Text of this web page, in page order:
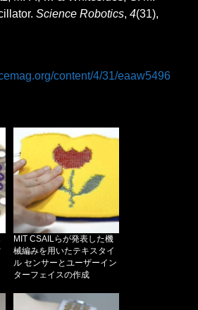
Science Robotics, 4(31),
content/4/31/eaaw5496
MIT CSAILらが発表した機
械編みを用いたテキスタイ
ル センサーとユーザーイン
ターフェイスの作成